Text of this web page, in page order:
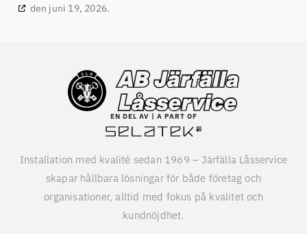
den juni 19, 2026.
EN DEL AV | A PART OF
Installation med kvalité sedan 1969 – Järfälla Låsservice
skapar hållbara lösningar för både företag och
organisationer, alltid med fokus på kvalitet och
kundnöjdhet.